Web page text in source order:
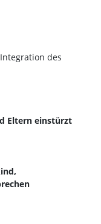
des
Eltern einstürzt